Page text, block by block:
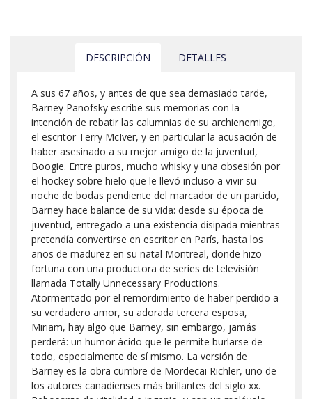
DESCRIPCIÓN DETALLES
A sus 67 años, y antes de que sea demasiado tarde,
Barney Panofsky escribe sus memorias con la
intención de rebatir las calumnias de su archienemigo,
el escritor Terry McIver, y en particular la acusación de
haber asesinado a su mejor amigo de la juventud,
Boogie. Entre puros, mucho whisky y una obsesión por
el hockey sobre hielo que le llevó incluso a vivir su
noche de bodas pendiente del marcador de un partido,
Barney hace balance de su vida: desde su época de
juventud, entregado a una existencia disipada mientras
pretendía convertirse en escritor en París, hasta los
años de madurez en su natal Montreal, donde hizo
fortuna con una productora de series de televisión
llamada Totally Unnecessary Productions.
Atormentado por el remordimiento de haber perdido a
su verdadero amor, su adorada tercera esposa,
Miriam, hay algo que Barney, sin embargo, jamás
perderá: un humor ácido que le permite burlarse de
todo, especialmente de sí mismo. La versión de
Barney es la obra cumbre de Mordecai Richler, uno de
los autores canadienses más brillantes del siglo xx.